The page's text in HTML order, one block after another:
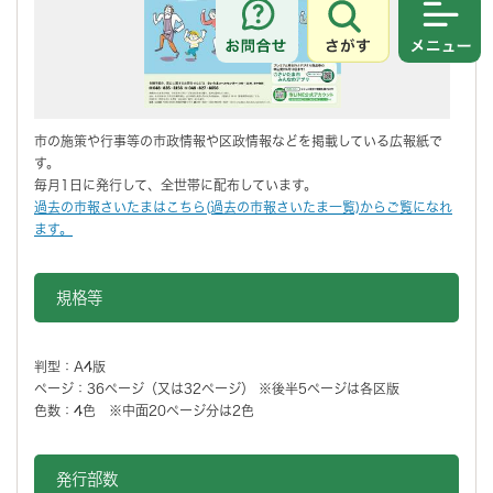
さがす
市の施策や行事等の市政情報や区政情報などを掲載している広報紙で
す。
毎月1日に発行して、全世帯に配布しています。
過去の市報さいたまはこちら(過去の市報さいたま一覧)からご覧になれ
ます。
規格等
判型：A4版
ページ：36ページ（又は32ページ） ※後半5ページは各区版
色数：4色 ※中面20ページ分は2色
発行部数